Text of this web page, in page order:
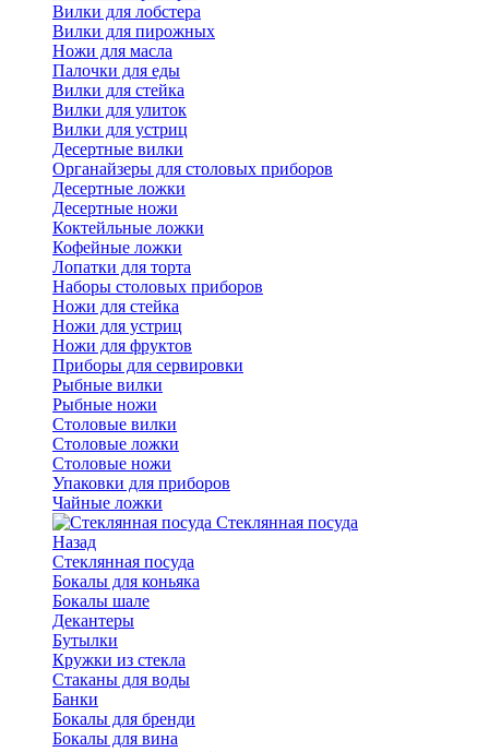
Вилки для лобстера
Вилки для пирожных
Ножи для масла
Палочки для еды
Вилки для стейка
Вилки для улиток
Вилки для устриц
Десертные вилки
Органайзеры для столовых приборов
Десертные ложки
Десертные ножи
Коктейльные ложки
Кофейные ложки
Лопатки для торта
Наборы столовых приборов
Ножи для стейка
Ножи для устриц
Ножи для фруктов
Приборы для сервировки
Рыбные вилки
Рыбные ножи
Столовые вилки
Столовые ложки
Столовые ножи
Упаковки для приборов
Чайные ложки
Стеклянная посуда
Назад
Стеклянная посуда
Бокалы для коньяка
Бокалы шале
Декантеры
Бутылки
Кружки из стекла
Стаканы для воды
Банки
Бокалы для бренди
Бокалы для вина